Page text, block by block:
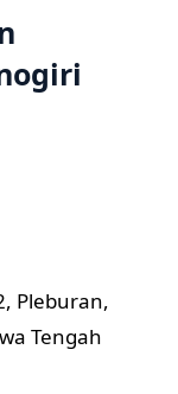
Pleburan,
Tengah